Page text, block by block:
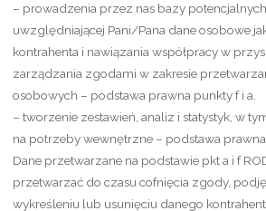
– prowadzenia przez nas bazy
uwzględniającej Pani/Pana dane osobowe
kontrahenta i nawiązania współpracy w
zarządzania zgodami w zakresie
osobowych – podstawa prawna punkty f i a.
– tworzenie zestawień, analiz i statystyk, w
na potrzeby wewnętrzne – podstawa prawna
Dane przetwarzane na podstawie pkt a i f
przetwarzać do czasu cofnięcia zgody,
wykreśleniu lub usunięciu danego